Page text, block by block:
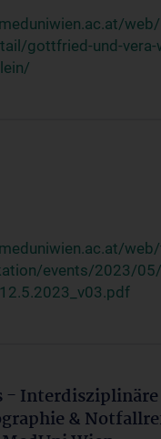
gottfried-und-vera-
events/2023/05/
-
&